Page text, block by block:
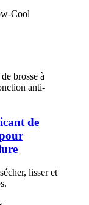
Cool
de
lisser et